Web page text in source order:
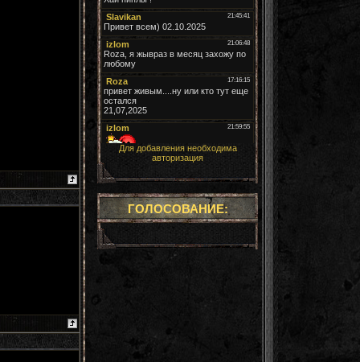
Для добавления необходима
авторизация
ГОЛОСОВАНИЕ: